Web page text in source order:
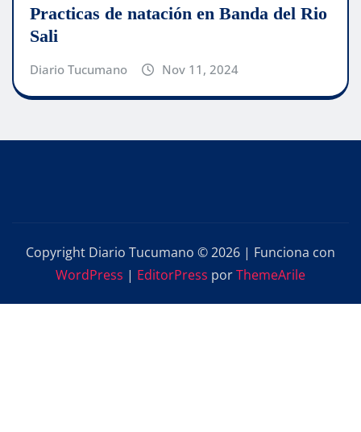
Practicas de natación en Banda del Rio
Sali
Diario Tucumano Nov 11, 2024
Copyright Diario Tucumano © 2026 | Funciona con
WordPress | EditorPress porThemeArile